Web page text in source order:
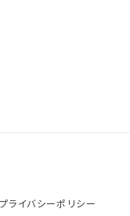
プライバシーポリシー